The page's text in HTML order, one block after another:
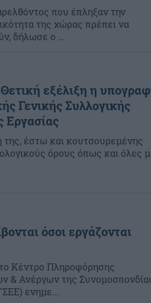
που έπληξαν την
της χώρας πρέπει να
δήλωσε ο ...
εξέλιξη η
Γενικής Συλλογικής
Εργασίας
έστω και κουτσουρεμένης
όρους όπως και όλες
όσοι εργάζονται
Κέντρο Πληροφόρησης
& Ανέργων της
ενημε...